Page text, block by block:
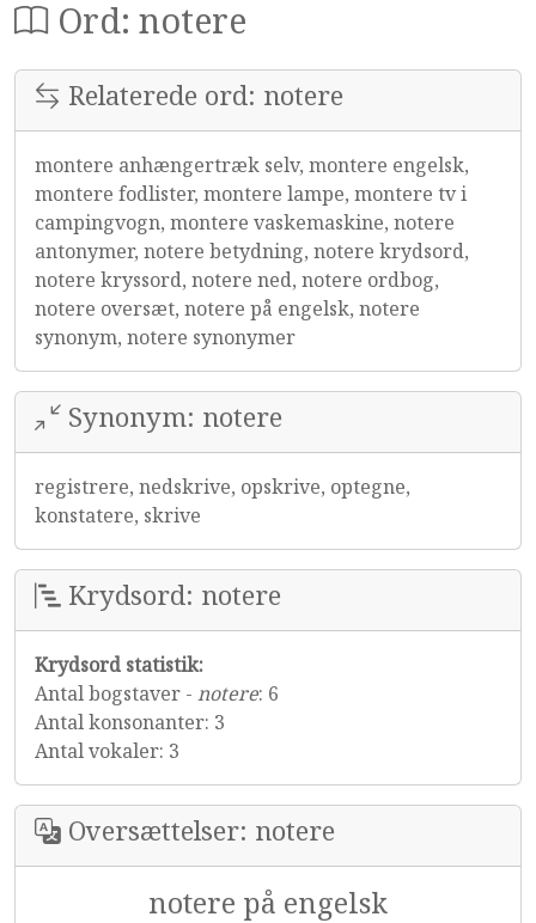
Ord: notere
Relaterede ord: notere
montere anhængertræk selv, montere engelsk,
montere fodlister, montere lampe, montere tv i
campingvogn, montere vaskemaskine, notere
antonymer, notere betydning, notere krydsord,
notere kryssord, notere ned, notere ordbog,
notere oversæt, notere på engelsk, notere
synonym, notere synonymer
Synonym: notere
registrere, nedskrive, opskrive, optegne,
konstatere, skrive
Krydsord: notere
Krydsord statistik:
Antal bogstaver - notere: 6
Antal konsonanter: 3
Antal vokaler: 3
Oversættelser: notere
notere på engelsk